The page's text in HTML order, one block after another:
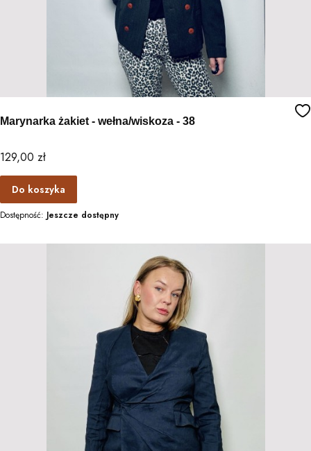
Marynarka żakiet - wełna/wiskoza - 38
Cena
129,00 zł
Do koszyka
Dostępność: Jeszcze dostępny